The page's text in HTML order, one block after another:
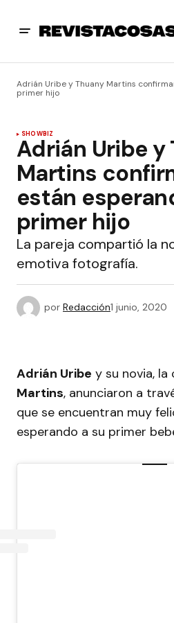
Adrián Uribe y Thuany Martins
primer hijo
SHOWBIZ
Adrián Uribe y
Martins
están
primer hijo
La pareja compartió la
emotiva fotografía.
por Redacción1 junio, 2020
Adrián Uribe y su novia,
Martins, anunciaron a
que se encuentran muy
esperando a su primer